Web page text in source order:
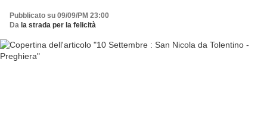
Pubblicato su 09/09/PM 23:00
Da la strada per la felicità